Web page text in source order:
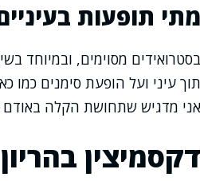
מתי תופעות
בסטרואידים מסוימים, ובמיוחד
תוך עיני ועל הופעת סימנים כמו
אני מדגיש שתחושת הקלה באודם
דקסמיצין